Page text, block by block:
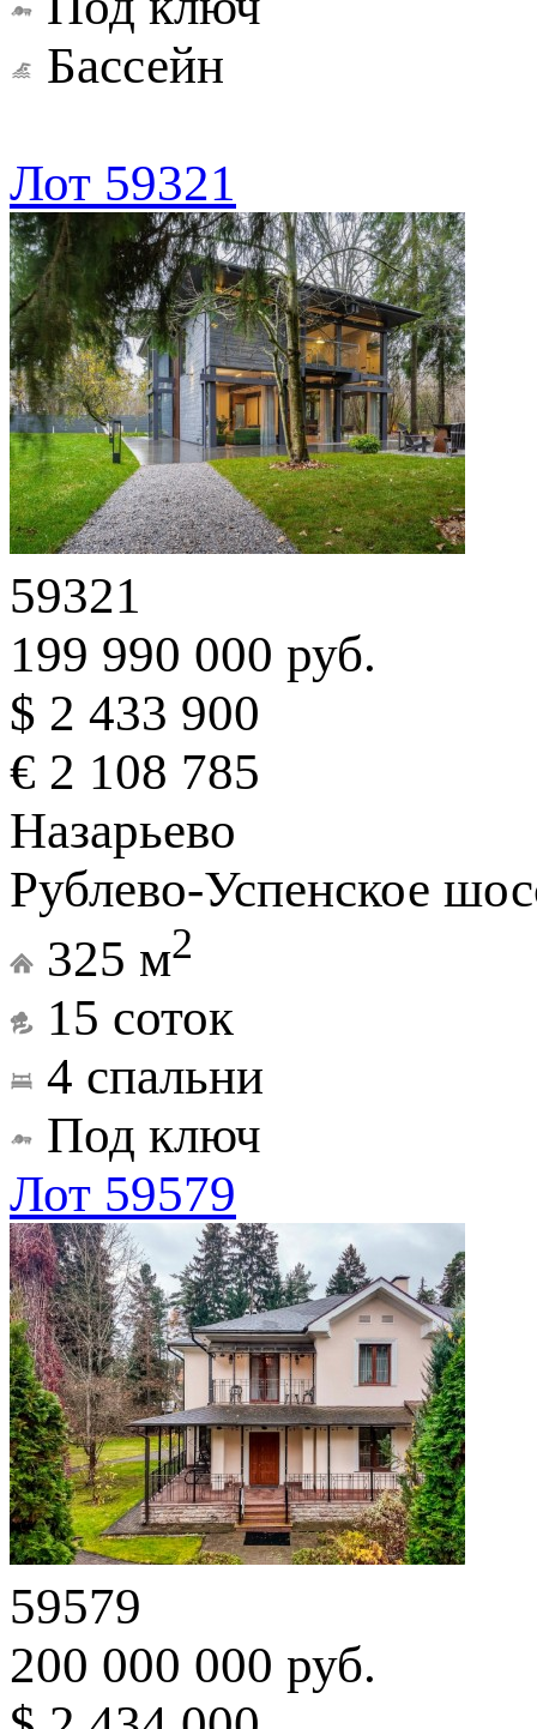
Бассейн
Лот 59321
59321
199 990 000 руб.
$ 2 433 900
€ 2 108 785
Назарьево
Рублево-Успенское
325 м2
15 соток
4 спальни
Под ключ
Лот 59579
59579
200 000 000 руб.